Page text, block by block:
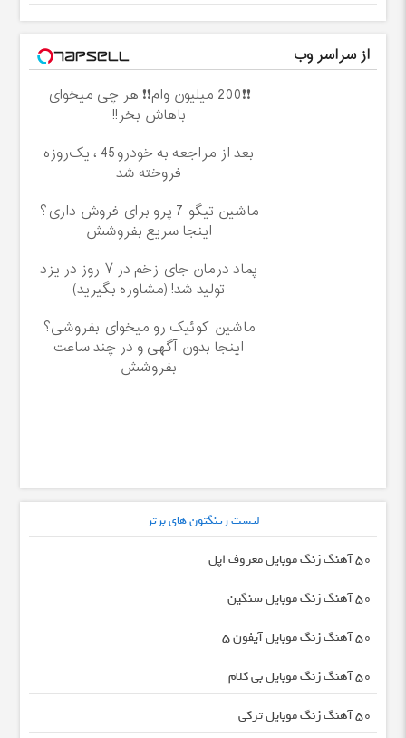
از سراسر وب
❗❗200 میلیون وام❗❗ هر چی میخوای
باهاش بخر!!
بعد از مراجعه به خودرو45 ، یک‌روزه
فروخته شد
ماشین تیگو 7 پرو برای فروش داری؟
اینجا سریع بفروشش
پماد درمان جای زخم در ۷ روز در یزد
تولید شد! (مشاوره بگیرید)
ماشین کوئیک رو میخوای بفروشی؟
اینجا بدون آگهی و در چند ساعت
بفروشش
لیست رینگتون های برتر
50 آهنگ زنگ موبایل معروف اپل
50 آهنگ زنگ موبایل سنگین
50 آهنگ زنگ موبایل آیفون 5
50 آهنگ زنگ موبایل بی کلام
50 آهنگ زنگ موبایل ترکی